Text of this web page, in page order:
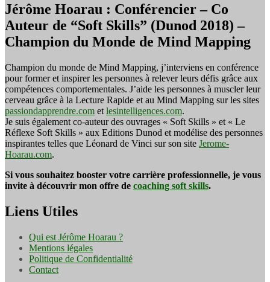
Jérôme Hoarau : Conférencier – Co
Auteur de “Soft Skills” (Dunod 2018) –
Champion du Monde de Mind Mapping
Champion du monde de Mind Mapping, j’interviens en conférence
pour former et inspirer les personnes à relever leurs défis grâce aux
compétences comportementales. J’aide les personnes à muscler leur
cerveau grâce à la Lecture Rapide et au Mind Mapping sur les sites
passiondapprendre.com et lesintelligences.com.
Je suis également co-auteur des ouvrages « Soft Skills » et « Le
Réflexe Soft Skills » aux Editions Dunod et modélise des personnes
inspirantes telles que Léonard de Vinci sur son site Jerome-
Hoarau.com.
Si vous souhaitez booster votre carrière professionnelle, je vous
invite à découvrir mon offre de coaching soft skills.
Liens Utiles
Qui est Jérôme Hoarau ?
Mentions légales
Politique de Confidentialité
Contact